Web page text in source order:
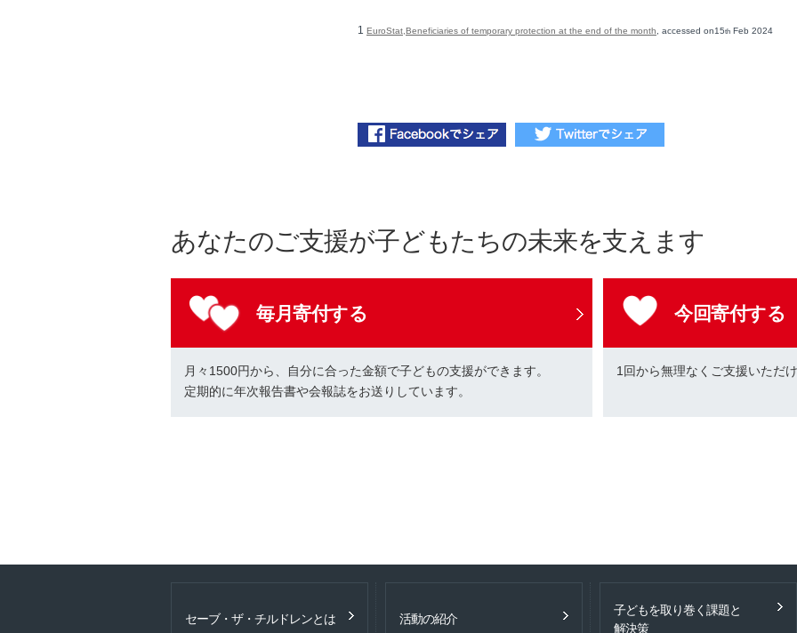
1 EuroStat,Beneficiaries of temporary protection at the end of the month , accessed on15th Feb 2024
あなたのご支援が子どもたちの未来を支えます
毎月寄付する
月々1500円から、自分に合った金額で子どもの支援ができます。
定期的に年次報告書や会報誌をお送りしています。
今回寄付する
1回から無理なくご支援いただ
セーブ・ザ・チルドレンとは 活動の紹介
子どもを取り巻く課題と
解決策